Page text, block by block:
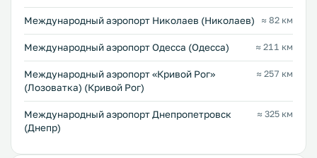
Международный аэропорт Николаев (Николаев) ≈ 82 км
Международный аэропорт Одесса (Одесса) ≈ 211 км
Международный аэропорт «Кривой Рог»
(Лозоватка) (Кривой Рог)
≈ 257 км
Международный аэропорт Днепропетровск
(Днепр)
≈ 325 км